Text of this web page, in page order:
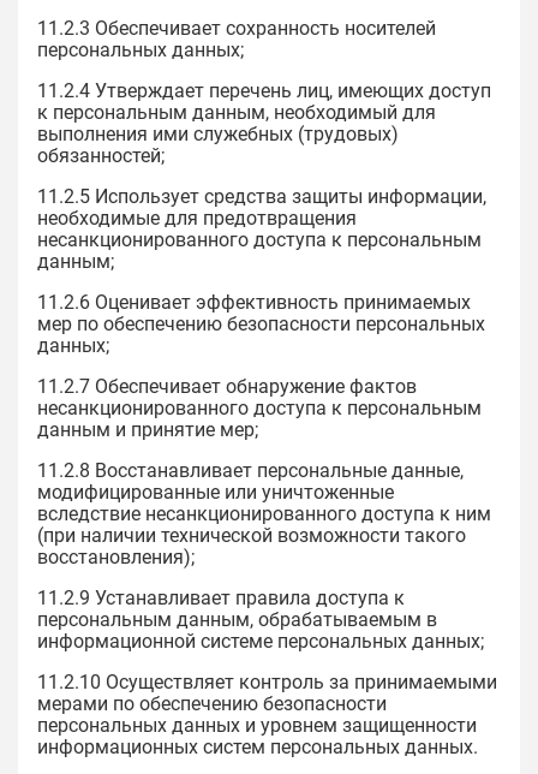
11.2.3 Обеспечивает сохранность носителей
персональных данных;
11.2.4 Утверждает перечень лиц, имеющих доступ
к персональным данным, необходимый для
выполнения ими служебных (трудовых)
обязанностей;
11.2.5 Использует средства защиты информации,
необходимые для предотвращения
несанкционированного доступа к персональным
данным;
11.2.6 Оценивает эффективность принимаемых
мер по обеспечению безопасности персональных
данных;
11.2.7 Обеспечивает обнаружение фактов
несанкционированного доступа к персональным
данным и принятие мер;
11.2.8 Восстанавливает персональные данные,
модифицированные или уничтоженные
вследствие несанкционированного доступа к ним
(при наличии технической возможности такого
восстановления);
11.2.9 Устанавливает правила доступа к
персональным данным, обрабатываемым в
информационной системе персональных данных;
11.2.10 Осуществляет контроль за принимаемыми
мерами по обеспечению безопасности
персональных данных и уровнем защищенности
информационных систем персональных данных.